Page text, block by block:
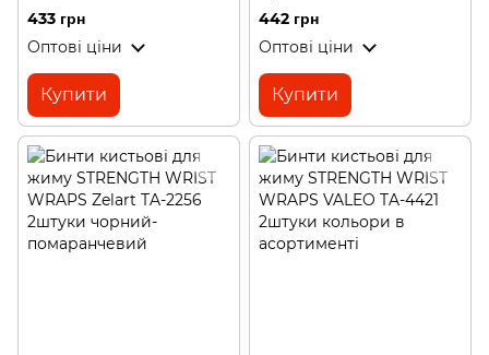
433 грн
Оптові ціни
Купити
442 грн
Оптові ціни
Купити